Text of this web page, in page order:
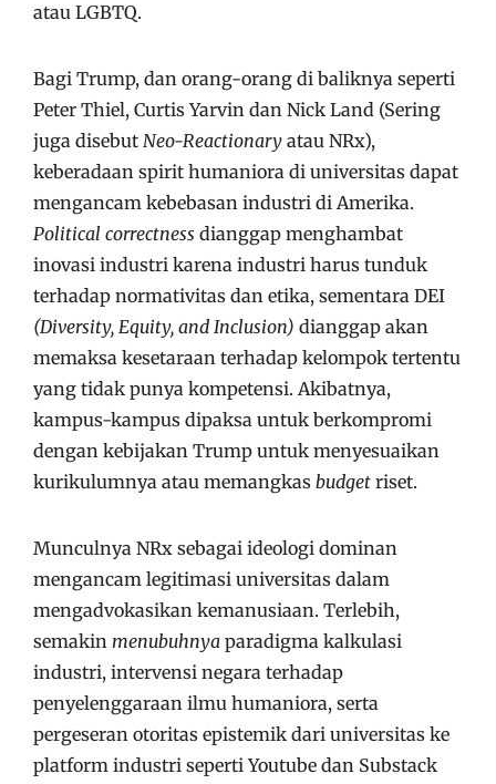
atau LGBTQ.
Bagi Trump, dan orang-orang di baliknya seperti
Peter Thiel, Curtis Yarvin dan Nick Land (Sering
juga disebut Neo-Reactionary atau NRx),
keberadaan spirit humaniora di universitas dapat
mengancam kebebasan industri di Amerika.
Political correctness dianggap menghambat
inovasi industri karena industri harus tunduk
terhadap normativitas dan etika, sementara DEI
(Diversity, Equity, and Inclusion) dianggap akan
memaksa kesetaraan terhadap kelompok tertentu
yang tidak punya kompetensi. Akibatnya,
kampus-kampus dipaksa untuk berkompromi
dengan kebijakan Trump untuk menyesuaikan
kurikulumnya atau memangkas budget riset.
Munculnya NRx sebagai ideologi dominan
mengancam legitimasi universitas dalam
mengadvokasikan kemanusiaan. Terlebih,
semakin menubuhnya paradigma kalkulasi
industri, intervensi negara terhadap
penyelenggaraan ilmu humaniora, serta
pergeseran otoritas epistemik dari universitas ke
platform industri seperti Youtube dan Substack